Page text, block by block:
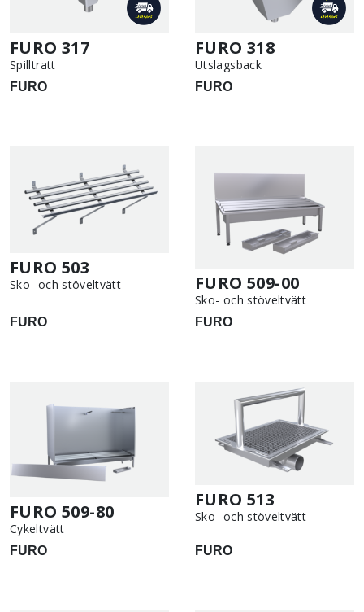
FURO 317
Spilltratt
FURO
FURO 318
Utslagsback
FURO
FURO 503
Sko- och stöveltvätt
FURO
FURO 509-00
Sko- och stöveltvätt
FURO
FURO 509-80
Cykeltvätt
FURO
FURO 513
Sko- och stöveltvätt
FURO